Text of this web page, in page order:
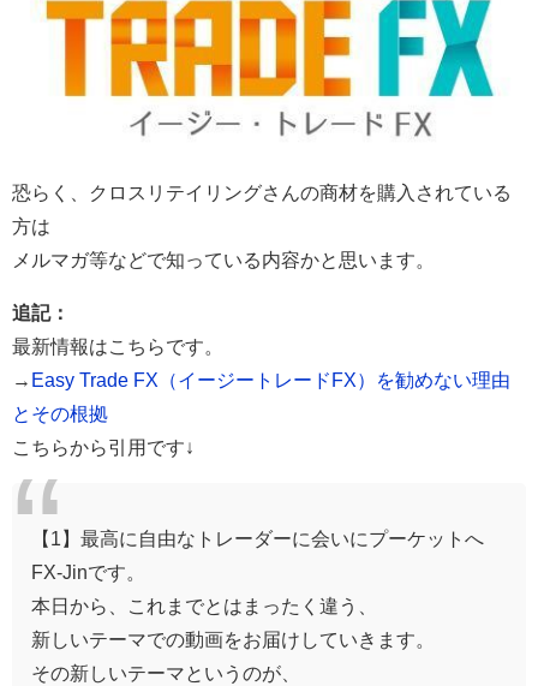
恐らく、クロスリテイリングさんの商材を購入されている
方は
メルマガ等などで知っている内容かと思います。
追記：
最新情報はこちらです。
→ Easy Trade FX（イージートレードFX）を勧めない理由
とその根拠
こちらから引用です↓
【1】最高に自由なトレーダーに会いにプーケットへ
FX-Jinです。
本日から、これまでとはまったく違う、
新しいテーマでの動画をお届けしていきます。
その新しいテーマというのが、